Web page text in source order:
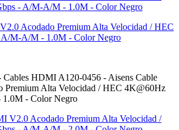
Acodado Premium Alta Velocidad / HEC
M-A/M - 1.0M - Color Negro
Cables HDMI A120-0456 - Aisens Cable
Alta Velocidad / HEC 4K@60Hz
- Color Negro